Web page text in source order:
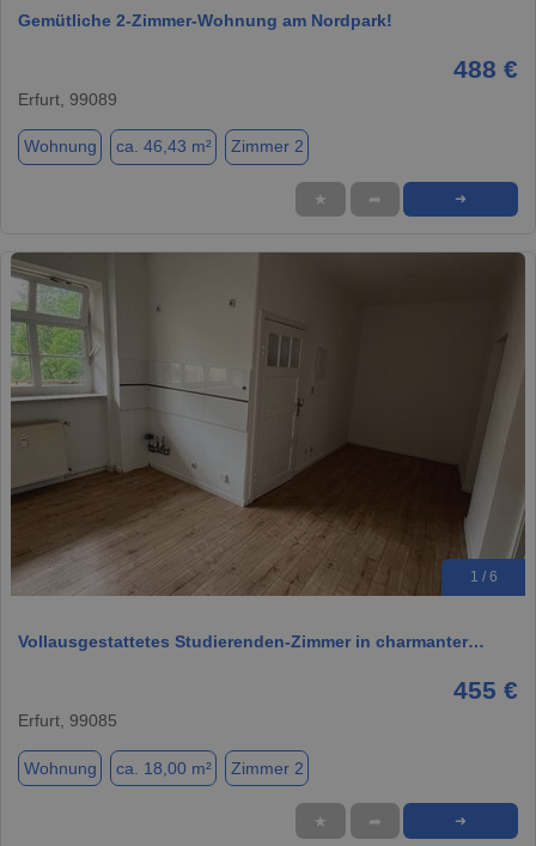
Gemütliche 2-Zimmer-Wohnung am Nordpark!
488 €
Erfurt, 99089
Wohnung ca. 46,43 m² Zimmer 2
★ ➦ ➜
1 / 6
Vollausgestattetes Studierenden-Zimmer in charmanter…
455 €
Erfurt, 99085
Wohnung ca. 18,00 m² Zimmer 2
★ ➦ ➜